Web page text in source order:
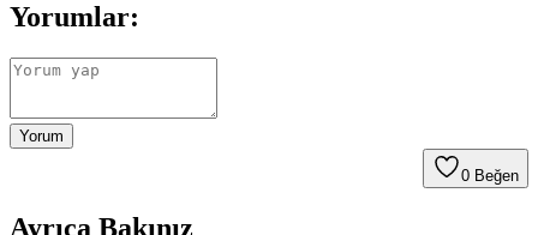
Yorumlar:
Yorum
0 Beğen
Ayrıca Bakınız